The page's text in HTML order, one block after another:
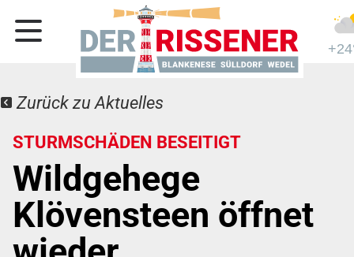
Zurück zu Aktuelles
STURMSCHÄDEN BESEITIGT
Wildgehege
Klövensteen öffnet